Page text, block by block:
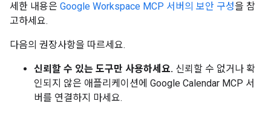
세한 내용은 Google Workspace MCP 서버의 보안 구성을 참
고하세요.
다음의 권장사항을 따르세요.
신뢰할 수 있는 도구만 사용하세요. 신뢰할 수 없거나 확
인되지 않은 애플리케이션에 Google Calendar MCP 서
버를 연결하지 마세요.